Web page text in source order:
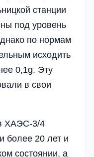
станции
под уровень
по нормам
исходить
0,1g. Эту
в свои
ХАЭС-3/4
более 20 лет и
состоянии, а